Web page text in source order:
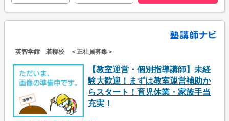
英智学館 若柳校 ＜正社員募集＞
【教室運営・個別指導講師】未経
験大歓迎！まずは教室運営補助か
らスタート！育児休業・家族手当
充実！